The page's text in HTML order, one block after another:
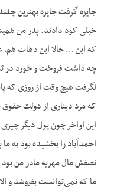
جایزه گرفت جایزه بهترین
خیلی کود دادند. پدر من
که این … حالا این دهات
چه داشت فروخت و خورد در
نگرفت هیچ وقت از روزی که
که مرد دیناری از دولت
این اواخر چون پول دیگر
احمدآباد را بخشیده بود به
نصفش مال مهریه مادر من
ما که نمی‌توانست بفروشد و